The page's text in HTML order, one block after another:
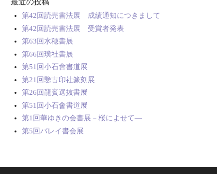
最近の投稿
第42回読売書法展 成績通知につきまして
第42回読売書法展 受賞者発表
第63回水穂書展
第66回璞社書展
第51回小石會書道展
第21回鑒古印社篆刻展
第26回龍賓選抜書展
第51回小石會書道展
第1回華ゆきの会書展－桜によせて―
第5回バレイ書会展